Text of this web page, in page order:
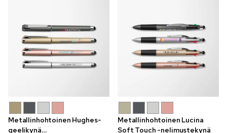
Metallinhohtoinen Hughes-
geelikynä
Metallinhohtoinen Lucina
Soft Touch -nelimustekynä